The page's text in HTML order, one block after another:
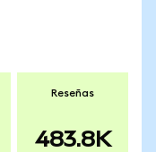
Reseñas
483.8K